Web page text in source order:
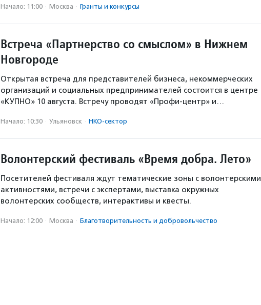
Начало: 11:00 · Москва · Гранты и конкурсы
Встреча «Партнерство со смыслом» в Нижнем
Новгороде
Открытая встреча для представителей бизнеса, некоммерческих
организаций и социальных предпринимателей состоится в центре
«КУПНО» 10 августа. Встречу проводят «Профи-центр» и…
Начало: 10:30 · Ульяновск · НКО-сектор
Волонтерский фестиваль «Время добра. Лето»
Посетителей фестиваля ждут тематические зоны с волонтерскими
активностями, встречи с экспертами, выставка окружных
волонтерских сообществ, интерактивы и квесты.
Начало: 12:00 · Москва · Благотвори­тель­ность и доброволь­чест­во